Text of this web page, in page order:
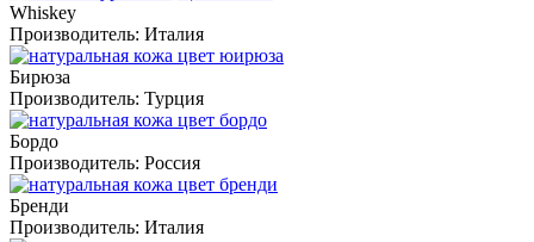
Whiskey
Производитель: Италия
Бирюза
Производитель: Турция
Бордо
Производитель: Россия
Бренди
Производитель: Италия